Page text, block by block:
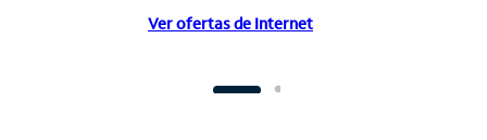
Ver ofertas de Internet